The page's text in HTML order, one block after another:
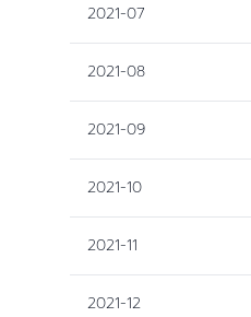
2021-07
2021-08
2021-09
2021-10
2021-11
2021-12